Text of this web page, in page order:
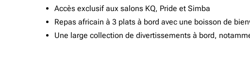
Accès exclusif aux salons KQ, Pride et Simba
Repas africain à 3 plats à bord avec une boisson de
Une large collection de divertissements à bord,